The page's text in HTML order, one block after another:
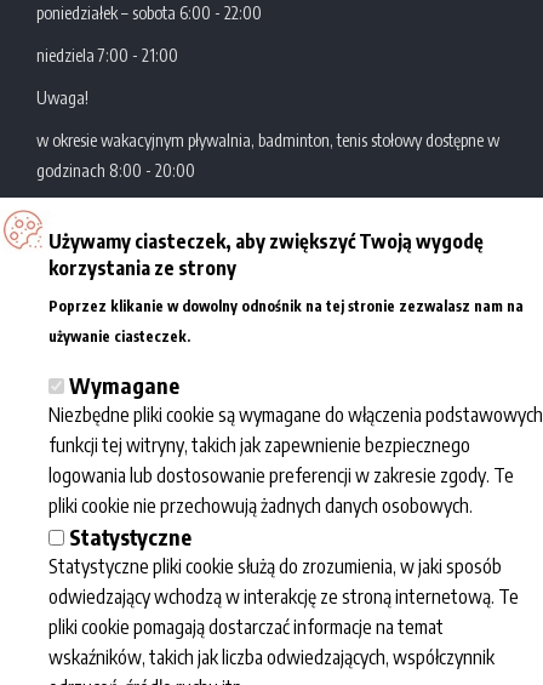
poniedziałek – sobota 6:00 - 22:00
niedziela 7:00 - 21:00
Uwaga!
w okresie wakacyjnym pływalnia, badminton, tenis stołowy dostępne w
godzinach 8:00 - 20:00
Zatoka Sportu
Akademickie Centrum
Sportowo-Dydaktyczne
Politechniki Łódzkiej
Al. Politechniki 10
tel.: +48 42 631 29 77/78
Współpraca
Dla mediów
Eventy
Dla szkół
Informacje
Regulaminy
Przetwarzanie
danych osobowych
prywatności
Deklaracja
dostępności
BIP
Zatoka sportu
O nas
Kalendarz
wydarzeń
Kariera
Używamy ciasteczek, aby zwiększyć Twoją wygodę
korzystania ze strony
Poprzez klikanie w dowolny odnośnik na tej stronie zezwalasz nam na
używanie ciasteczek.
Wymagane
Niezbędne pliki cookie są wymagane do włączenia podstawowych
funkcji tej witryny, takich jak zapewnienie bezpiecznego
logowania lub dostosowanie preferencji w zakresie zgody. Te
pliki cookie nie przechowują żadnych danych osobowych.
Statystyczne
Statystyczne pliki cookie służą do zrozumienia, w jaki sposób
odwiedzający wchodzą w interakcję ze stroną internetową. Te
pliki cookie pomagają dostarczać informacje na temat
wskaźników, takich jak liczba odwiedzających, współczynnik